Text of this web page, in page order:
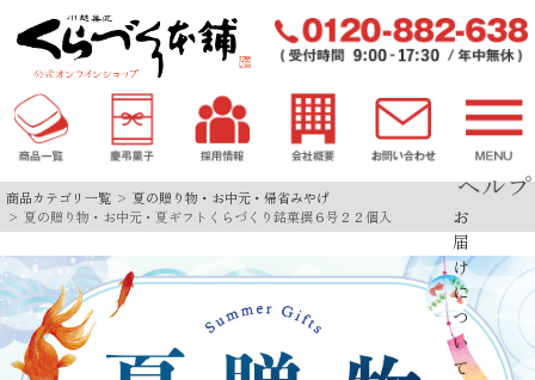
ヘルプ
お
届
け
に
つ
い
て
商品カテゴリ一覧
夏の贈り物・お中元・帰省みやげ
夏の贈り物・お中元・夏ギフトくらづくり銘菓撰６号２２個入